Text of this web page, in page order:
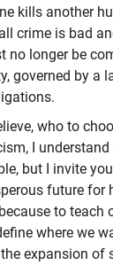
kills another
crime is bad
no longer be
governed by a
who to
I
but I invite
future for
to teach
where we
expansion of